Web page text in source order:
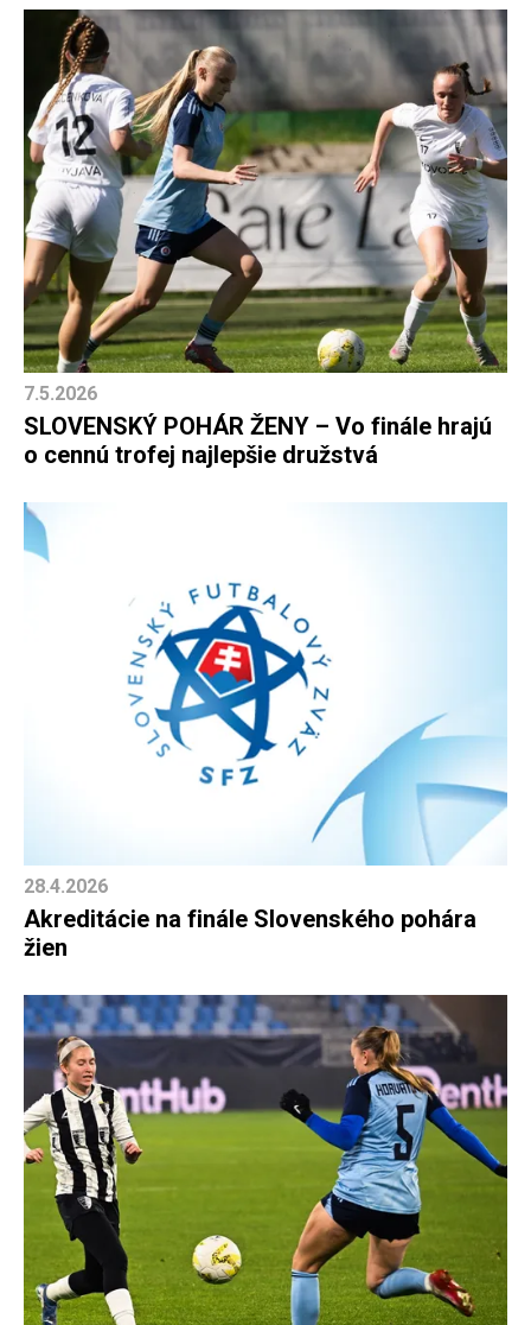
7.5.2026
SLOVENSKÝ POHÁR ŽENY – Vo finále hrajú
o cennú trofej najlepšie družstvá
28.4.2026
Akreditácie na finále Slovenského pohára
žien